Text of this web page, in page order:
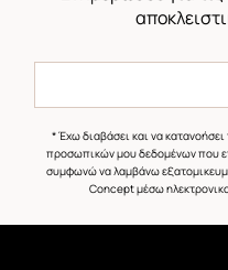
* Έχω διαβάσει και να
προσωπικών μου δεδομένων που
συμφωνώ να λαμβάνω
Concept μέσω